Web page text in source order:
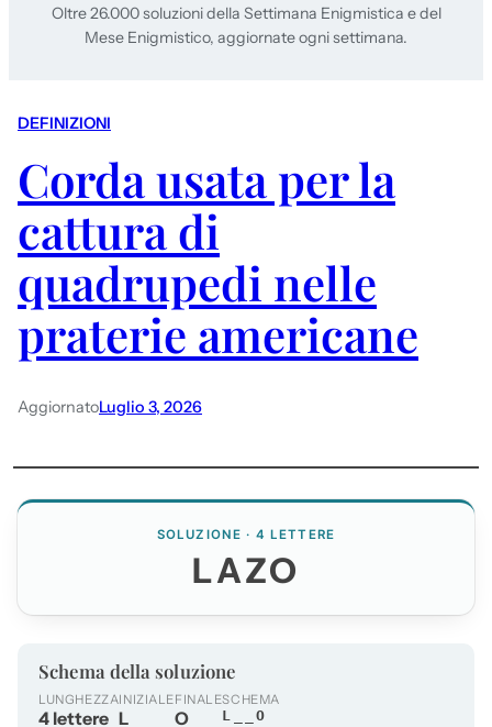
Oltre 26.000 soluzioni della Settimana Enigmistica e del
Mese Enigmistico, aggiornate ogni settimana.
DEFINIZIONI
Corda usata per la
cattura di
quadrupedi nelle
praterie americane
AggiornatoLuglio 3, 2026
SOLUZIONE · 4 LETTERE
LAZO
Schema della soluzione
LUNGHEZZA
4 lettere
INIZIALE
L
FINALE
O
SCHEMA
L__O